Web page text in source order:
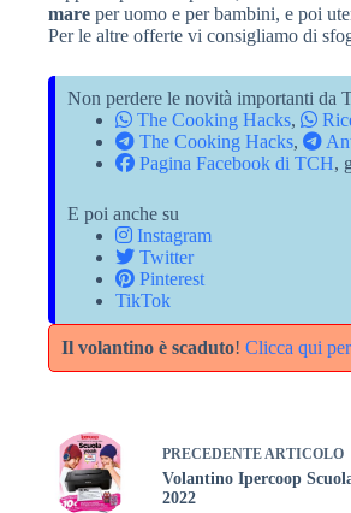
mare per uomo e per bambini, e poi
Per le altre offerte vi consigliamo di
Non perdere le novità importanti da
The Cooking Hacks,
The Cooking Hacks,
Pagina Facebook di TCH,
E poi anche su
Instagram
Twitter
Pinterest
TikTok
Il volantino è scaduto! Clicca qui
PRECEDENTE ARTICOLO
Volantino Ipercoop
2022